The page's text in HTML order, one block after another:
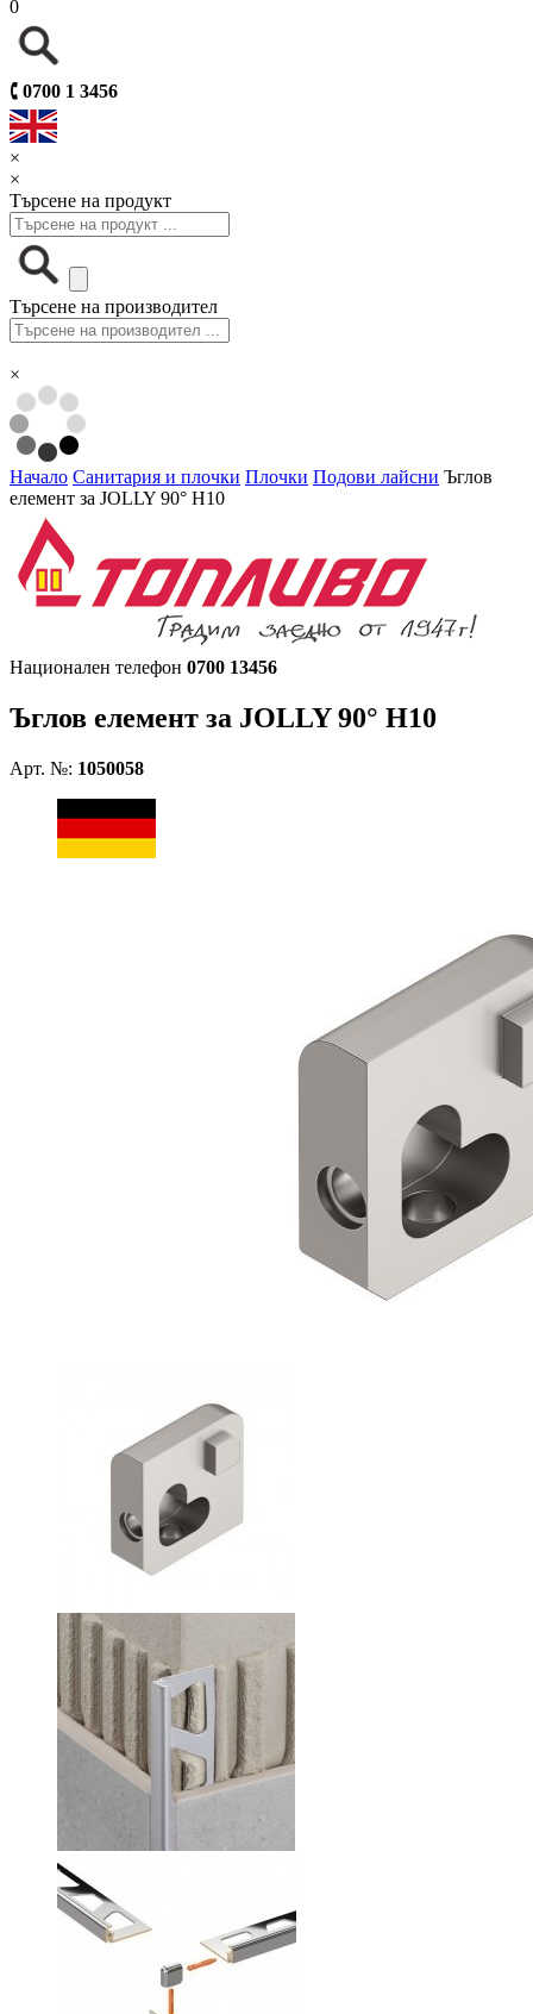
0
🕻 0700 1 3456
×
×
Търсене на продукт
Търсене на производител
×
Начало Санитария и плочки Плочки Подови лайсни Ъглов
елемент за JOLLY 90° H10
Национален телефон 0700 13456
Ъглов елемент за JOLLY 90° H10
Арт. №: 1050058